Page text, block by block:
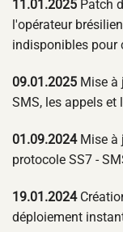
11.01.2025 Patch
l'opérateur
indisponibles pour
09.01.2025 Mise à
SMS, les appels
01.09.2024Mise à
protocole SS7 -
19.01.2024
déploiement